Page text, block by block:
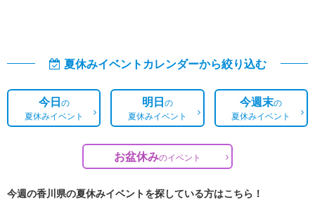
夏休みイベントカレンダーから絞り込む
今日の
夏休みイベント
明日の
夏休みイベント
今週末の
夏休みイベント
お盆休みのイベント
今週の香川県の夏休みイベントを探している方はこちら！